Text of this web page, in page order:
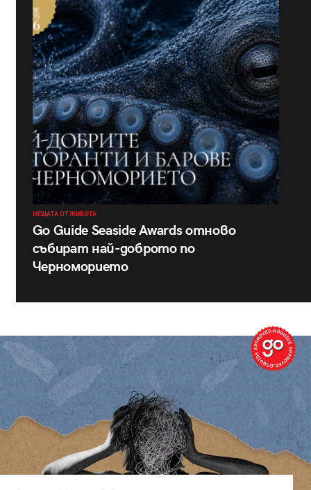
НЕЩАТА ОТ ЖИВОТА
Go Guide Seaside Awards отново
събират най-доброто по
Черноморието